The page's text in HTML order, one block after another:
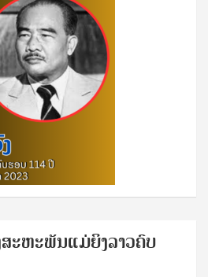
ສະ​ຫະ​ພັນ​ແມ່​ຍິງ​​ລາວຄົບ​